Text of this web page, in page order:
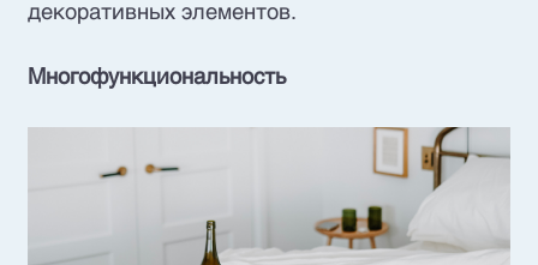
декоративных элементов.
Многофункциональность